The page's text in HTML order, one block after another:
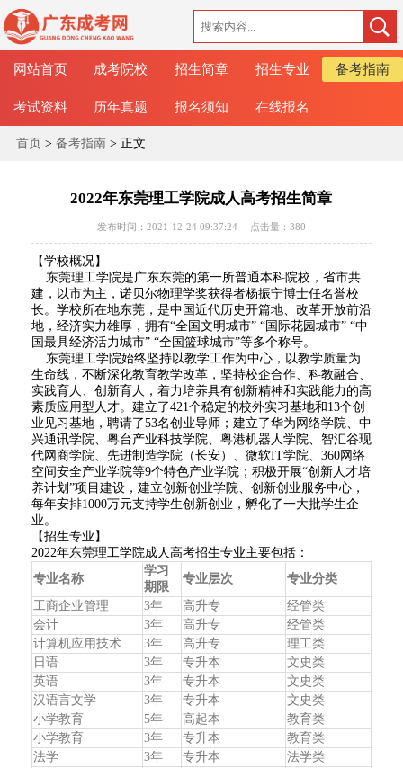
网站首页 成考院校 招生简章 招生专业 备考指南
考试资料 历年真题 报名须知 在线报名
首页> 备考指南> 正文
2022年东莞理工学院成人高考招生简章
发布时间：2021-12-24 09:37:24 点击量： 380
【学校概况】
东莞理工学院是广东东莞的第一所普通本科院校，省市共
建，以市为主，诺贝尔物理学奖获得者杨振宁博士任名誉校
长。学校所在地东莞，是中国近代历史开篇地、改革开放前沿
地，经济实力雄厚，拥有“全国文明城市” “国际花园城市” “中
国最具经济活力城市” “全国篮球城市”等多个称号。
东莞理工学院始终坚持以教学工作为中心，以教学质量为
生命线，不断深化教育教学改革，坚持校企合作、科教融合、
实践育人、创新育人，着力培养具有创新精神和实践能力的高
素质应用型人才。建立了421个稳定的校外实习基地和13个创
业见习基地，聘请了53名创业导师；建立了华为网络学院、中
兴通讯学院、粤台产业科技学院、粤港机器人学院、智汇谷现
代网商学院、先进制造学院（长安）、微软IT学院、360网络
空间安全产业学院等9个特色产业学院；积极开展“创新人才培
养计划”项目建设，建立创新创业学院、创新创业服务中心，
每年安排1000万元支持学生创新创业，孵化了一大批学生企
业。
【招生专业】
2022年东莞理工学院成人高考招生专业主要包括：
专业名称
学习
期限
专业层次
专业分类
工商企业管理
3年 高升专
经管类
会计
3年 高升专
经管类
计算机应用技术
3年 高升专
理工类
日语
3年 专升本
文史类
英语
3年 专升本
文史类
汉语言文学
3年 专升本
文史类
小学教育
5年 高起本
教育类
小学教育
3年 专升本
教育类
法学
3年 专升本
法学类